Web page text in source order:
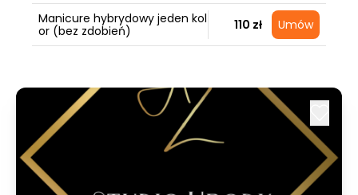
Manicure hybrydowy jeden kol
or (bez zdobień)
110 zł Umów